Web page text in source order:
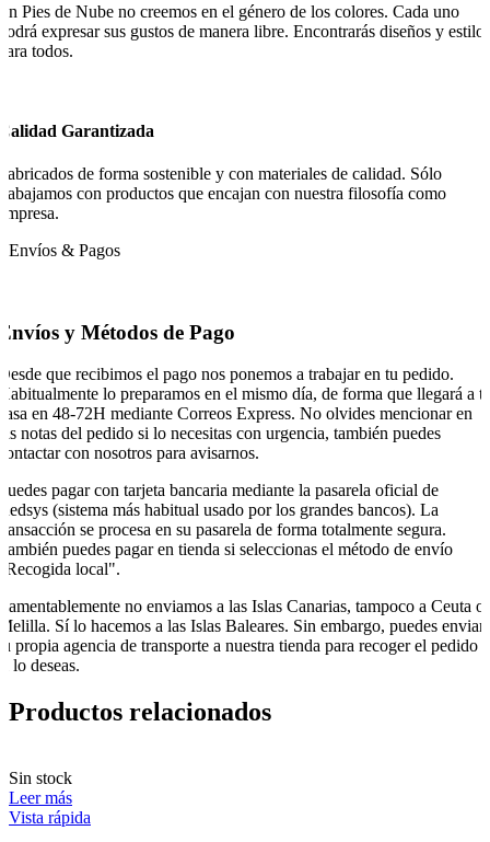
Pies de Nube no creemos en el género de los colores. Cada uno
expresar sus gustos de manera libre. Encontrarás diseños y estilos
todos.
Garantizada
de forma sostenible y con materiales de calidad. Sólo
con productos que encajan con nuestra filosofía como
Envíos & Pagos
y Métodos de Pago
que recibimos el pago nos ponemos a trabajar en tu pedido.
lo preparamos en el mismo día, de forma que llegará a
en 48-72H mediante Correos Express. No olvides mencionar en
notas del pedido si lo necesitas con urgencia, también puedes
con nosotros para avisarnos.
pagar con tarjeta bancaria mediante la pasarela oficial de
(sistema más habitual usado por los grandes bancos). La
se procesa en su pasarela de forma totalmente segura.
puedes pagar en tienda si seleccionas el método de envío
local".
no enviamos a las Islas Canarias, tampoco a Ceuta o
Sí lo hacemos a las Islas Baleares. Sin embargo, puedes enviar
propia agencia de transporte a nuestra tienda para recoger el pedido
lo deseas.
Productos relacionados
Sin stock
Leer más
Vista rápida